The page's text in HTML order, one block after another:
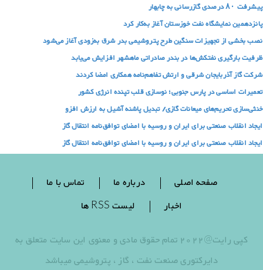
پیشرفت ۸۰ درصدی گازرسانی به چابهار
پانزدهمین نمایشگاه نفت خوزستان آغاز به‌کار کرد
نصب بخشی از تجهیزات سنگین طرح پتروشیمی بدر شرق به‌زودی آغاز می‌شود
ظرفیت بارگیری نفتکش‌ها در بندر صادراتی ماهشهر افزایش می‌یابد
شرکت گاز آذربایجان شرقی و ارتش تفاهم‌نامه همکاری امضا کردند
تعمیرات اساسی در پارس‌ جنوبی؛ نوسازی قلب تپنده انرژی کشور
خنثی‌سازی تحریم‌های میعانات گازی/ تبدیل پاشنه آشیل به ارزش افزو
ایجاد انقلاب صنعتی برای ایران و روسیه با امضای توافق‌نامه انتقال گاز
ایجاد انقلاب صنعتی برای ایران و روسیه با امضای توافق‌نامه انتقال گاز
صفحه اصلی درباره ما
تماس با ما
اخبار
لیست RSS ها
کپی رایت@2022 تمام حقوق مادی و معنوی این سایت متعلق به
دایرکتوری صنعت نفت ، گاز ، پتروشیمی میباشد